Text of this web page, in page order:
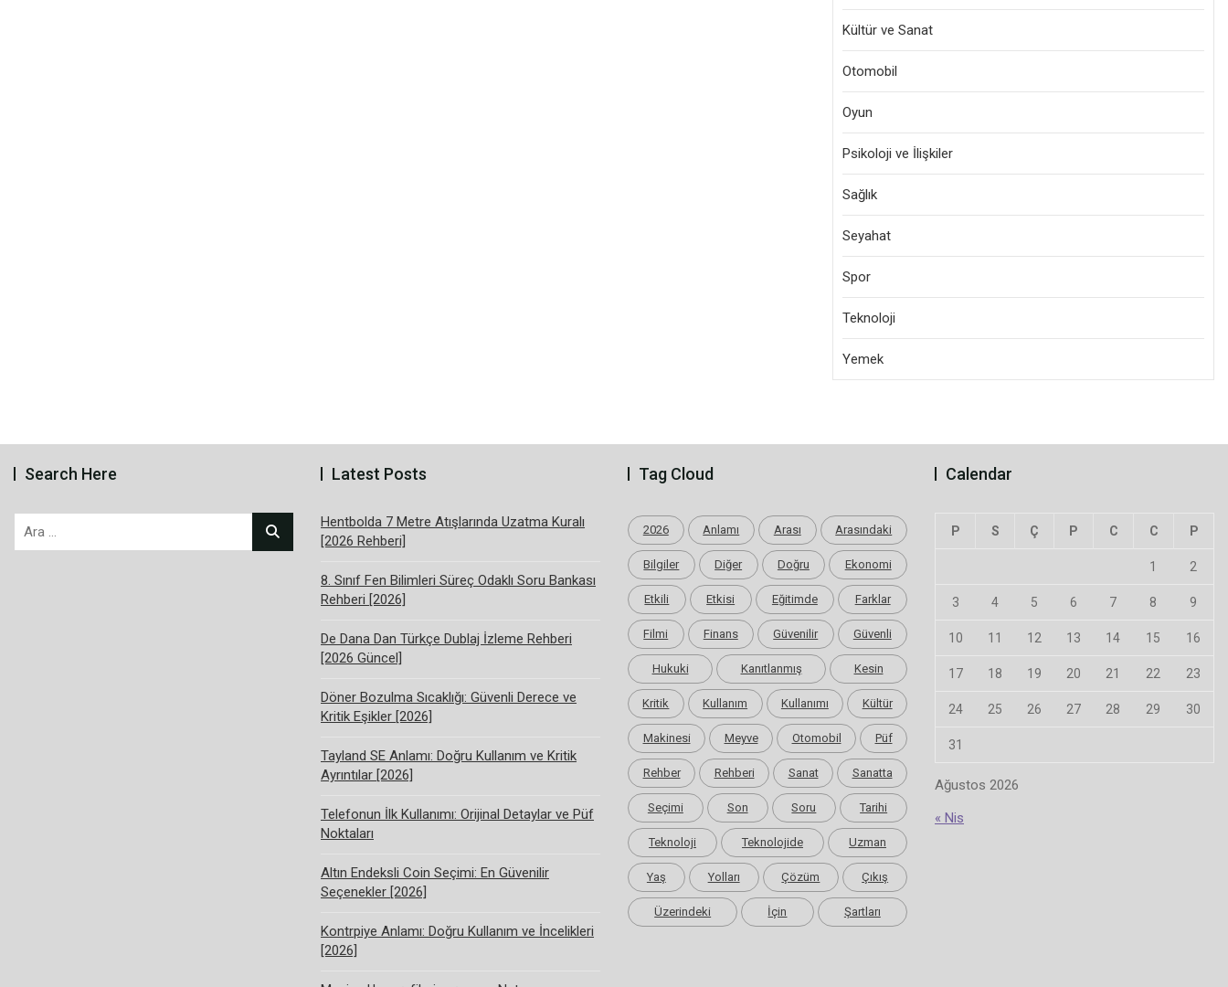
Kültür ve Sanat
Otomobil
Oyun
Psikoloji ve İlişkiler
Sağlık
Seyahat
Spor
Teknoloji
Yemek
Search Here
Arama:
Latest Posts
Hentbolda 7 Metre Atışlarında Uzatma Kuralı
[2026 Rehberi]
8. Sınıf Fen Bilimleri Süreç Odaklı Soru Bankası
Rehberi [2026]
De Dana Dan Türkçe Dublaj İzleme Rehberi
[2026 Güncel]
Döner Bozulma Sıcaklığı: Güvenli Derece ve
Kritik Eşikler [2026]
Tayland SE Anlamı: Doğru Kullanım ve Kritik
Ayrıntılar [2026]
Telefonun İlk Kullanımı: Orijinal Detaylar ve Püf
Noktaları
Altın Endeksli Coin Seçimi: En Güvenilir
Seçenekler [2026]
Kontrpiye Anlamı: Doğru Kullanım ve İncelikleri
[2026]
Tag Cloud
2026 Anlamı Arası Arasındaki
Bilgiler Diğer Doğru Ekonomi
Etkili Etkisi Eğitimde Farklar
Filmi Finans Güvenilir Güvenli
Hukuki Kanıtlanmış Kesin
Kritik Kullanım Kullanımı Kültür
Makinesi Meyve Otomobil Püf
Rehber Rehberi Sanat Sanatta
Seçimi Son Soru Tarihi
Teknoloji Teknolojide Uzman
Yaş Yolları Çözüm Çıkış
Üzerindeki İçin Şartları
Calendar
Ağustos 2026
P S Ç P C C P
1 2
3 4 5 6 7 8 9
10 11 12 13 14 15 16
17 18 19 20 21 22 23
24 25 26 27 28 29 30
31
« Nis